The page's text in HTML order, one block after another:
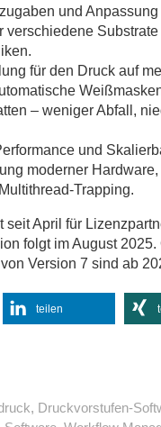
und Anpassung
verschiedene Substrate
für den Druck auf
– weniger Abfall,
und
moderner
Trapping.
seit April für
folgt im August 2025.
Version 7 sind ab
teilen
, Druckvorstufen-